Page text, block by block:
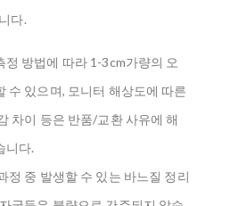
다.
정 방법에 따라 1-3cm가량의 오
수 있으며, 모니터 해상도에 따른
차이 등은 반품/교환 사유에 해
니다.
정 중 발생할 수 있는 바느질 정리